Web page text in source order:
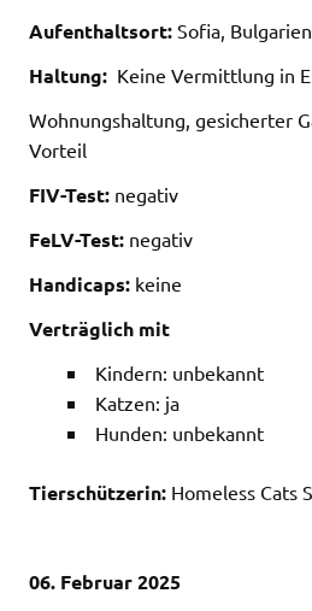
Aufenthaltsort: Sofia, Bulgarien
Haltung: Keine Vermittlung in
Wohnungshaltung, gesicherter
Vorteil
FIV-Test: negativ
FeLV-Test: negativ
Handicaps: keine
Verträglich mit
Kindern: unbekannt
Katzen: ja
Hunden: unbekannt
Tierschützerin: Homeless Cats
06. Februar 2025